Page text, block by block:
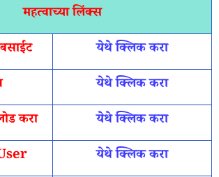
महत्वाच्या लिंक्स
येथे क्लिक करा
येथे क्लिक करा
करा
येथे क्लिक करा
येथे क्लिक करा